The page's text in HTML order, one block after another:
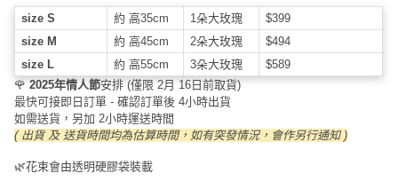
蛋
糕
花
束
及
花
藝
慶
祝
生
日
拍
拖
會
員
需
知
社
交
軟
件
夾
size S 約 高35cm 1朵大玫瑰
$399
size M
約 高45cm 2朵大玫瑰
$494
size L
約 高55cm 3朵大玫瑰
$589
🌹 2025年情人節安排 (僅限 2月 16日前取貨)
最快可接即日訂單 - 確認訂單後 4小時出貨
如需送貨，另加 2小時運送時間
( 出貨 及 送貨時間均為估算時間，如有突發情況，會作另行通知 )
🌿花束會由透明硬膠袋裝載